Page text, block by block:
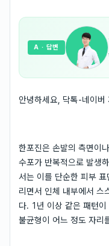
A · 답변
안녕하세요, 닥톡-네이버
한포진은 손발의 측면이
수포가 반복적으로 발생
서는 이를 단순한 피부
리면서 인체 내부에서 스
다. 1년 이상 같은 패턴
불균형이 어느 정도 자리